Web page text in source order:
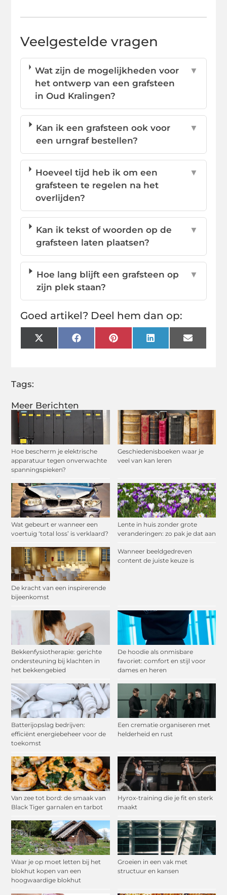
Meer Berichten
Hoe bescherm je elektrische
apparatuur tegen onverwachte
spanningspieken?
Geschiedenisboeken waar je
veel van kan leren
Wat gebeurt er wanneer een
voertuig ‘total loss’ is verklaard?
Lente in huis zonder grote
veranderingen: zo pak je dat aan
De kracht van een inspirerende
bijeenkomst
Wanneer beeldgedreven
content de juiste keuze is
Bekkenfysiotherapie: gerichte
ondersteuning bij klachten in
het bekkengebied
De hoodie als onmisbare
favoriet: comfort en stijl voor
dames en heren
Batterijopslag bedrijven:
efficiënt energiebeheer voor de
toekomst
Een crematie organiseren met
helderheid en rust
Van zee tot bord: de smaak van
Black Tiger garnalen en tarbot
Hyrox-training die je fit en sterk
maakt
Waar je op moet letten bij het
blokhut kopen van een
hoogwaardige blokhut
Groeien in een vak met
structuur en kansen
Veelgestelde vragen
Wat zijn de mogelijkheden voor
het ontwerp van een grafsteen
in Oud Kralingen?
▼
Kan ik een grafsteen ook voor
een urngraf bestellen?
▼
Hoeveel tijd heb ik om een
grafsteen te regelen na het
overlijden?
▼
Kan ik tekst of woorden op de
grafsteen laten plaatsen?
▼
Hoe lang blijft een grafsteen op
zijn plek staan?
▼
Goed artikel? Deel hem dan op:
X
(Twitter)
FacebookPinterestLinkedInEmail
Tags: